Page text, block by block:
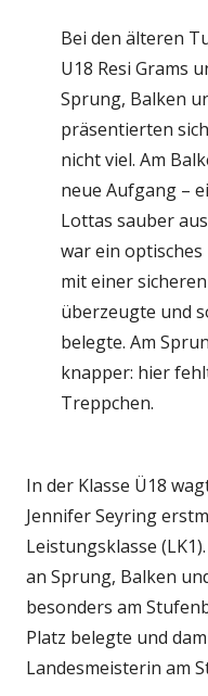
Bei den älteren
U18 Resi Grams
Sprung, Balken
präsentierten
nicht viel. Am
neue Aufgang –
Lottas sauber
war ein
mit einer
überzeugte und
belegte. Am
knapper: hier
Treppchen.
In der Klasse Ü18
Jennifer Seyring
Leistungsklasse
an Sprung, Balken
besonders am
Platz belegte und
Landesmeisterin am